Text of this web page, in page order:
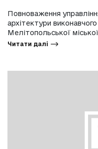
Повноваження
архітектури
Мелітопольської
Читати далі